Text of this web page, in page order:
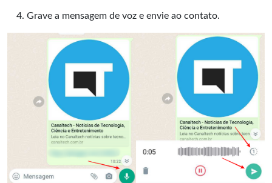
Grave a mensagem de voz e envie ao contato.